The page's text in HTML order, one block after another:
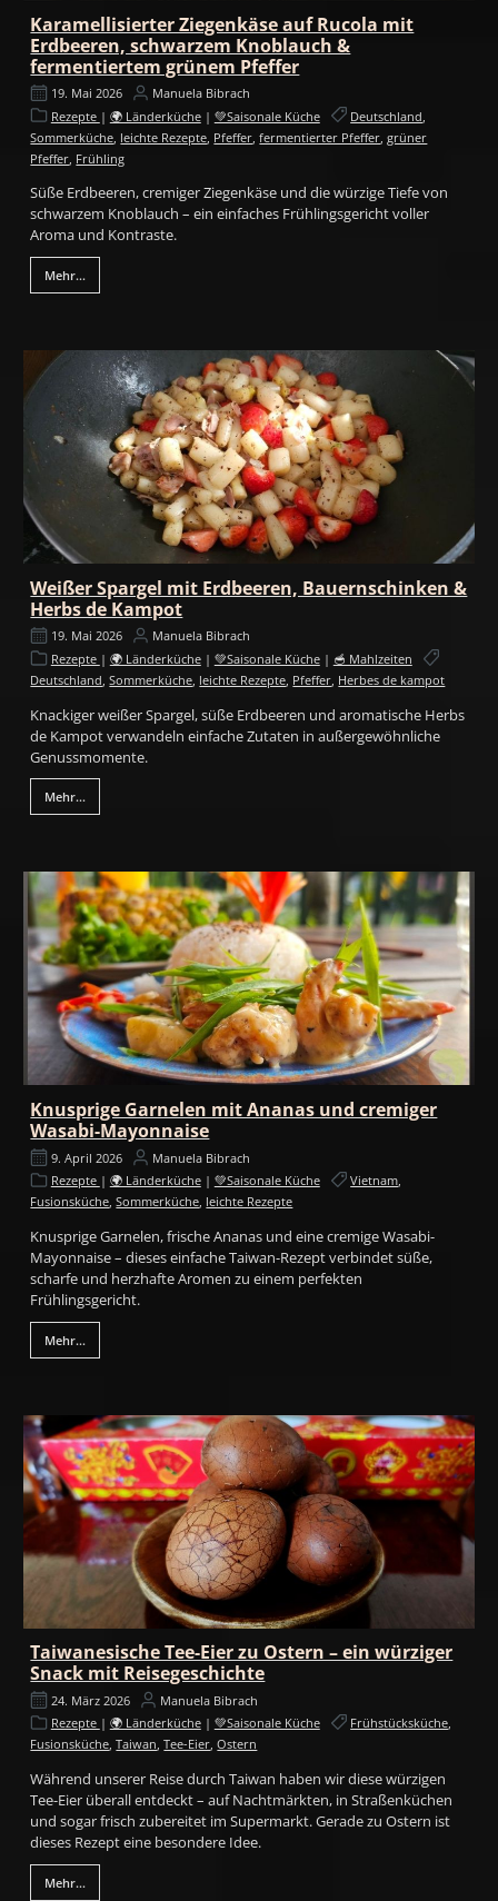
Karamellisierter Ziegenkäse auf Rucola mit
Erdbeeren, schwarzem Knoblauch &
fermentiertem grünem Pfeffer
19. Mai 2026
Manuela Bibrach
Rezepte | 🌍 Länderküche| 💚Saisonale Küche Deutschland
Sommerküche leichte Rezepte Pfeffer ,fermentierter Pfeffer ,grüner
Pfeffer Frühling
Süße Erdbeeren, cremiger Ziegenkäse und die würzige Tiefe von
schwarzem Knoblauch – ein einfaches Frühlingsgericht voller
Aroma und Kontraste.
Mehr...
Weißer Spargel mit Erdbeeren, Bauernschinken &
Herbs de Kampot
19. Mai 2026
Manuela Bibrach
Rezepte | 🌍 Länderküche| 💚Saisonale Küche| 🥣 Mahlzeiten
Deutschland ,Sommerküche leichte Rezepte Pfeffer Herbes de kampot
Knackiger weißer Spargel, süße Erdbeeren und aromatische Herbs
de Kampot verwandeln einfache Zutaten in außergewöhnliche
Genussmomente.
Mehr...
Knusprige Garnelen mit Ananas und cremiger
Wasabi-Mayonnaise
9. April 2026
Manuela Bibrach
Rezepte | 🌍 Länderküche| 💚Saisonale Küche Vietnam,
Fusionsküche,Sommerküche, leichte Rezepte
Knusprige Garnelen, frische Ananas und eine cremige Wasabi-
Mayonnaise – dieses einfache Taiwan-Rezept verbindet süße,
scharfe und herzhafte Aromen zu einem perfekten
Frühlingsgericht.
Mehr...
Taiwanesische Tee-Eier zu Ostern – ein würziger
Snack mit Reisegeschichte
24. März 2026
Manuela Bibrach
Rezepte | 🌍 Länderküche| 💚Saisonale Küche Frühstücksküche,
Fusionsküche,Taiwan,Tee-Eier,Ostern
Während unserer Reise durch Taiwan haben wir diese würzigen
Tee-Eier überall entdeckt – auf Nachtmärkten, in Straßenküchen
und sogar frisch zubereitet im Supermarkt. Gerade zu Ostern ist
dieses Rezept eine besondere Idee.
Mehr...